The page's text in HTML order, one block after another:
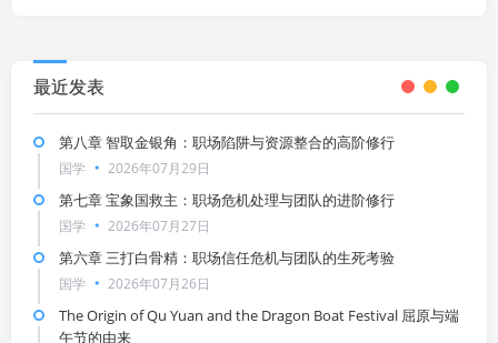
最近发表
第八章 智取金银角：职场陷阱与资源整合的高阶修行
国学 2026年07月29日
第七章 宝象国救主：职场危机处理与团队的进阶修行
国学 2026年07月27日
第六章 三打白骨精：职场信任危机与团队的生死考验
国学 2026年07月26日
The Origin of Qu Yuan and the Dragon Boat Festival 屈原与端
午节的由来